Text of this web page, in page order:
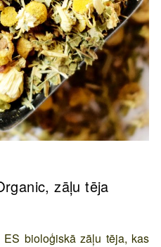
zāļu tēja
ES bioloģiskā zāļu tēja, kas